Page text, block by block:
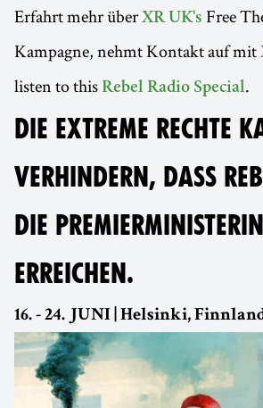
Erfahrt mehr überXR UK's Free
Kampagne, nehmt Kontakt auf mit
listen to this Rebel Radio Special.
DIE EXTREME RECHTE
VERHINDERN, DASS
DIE PREMIERMINISTERIN
ERREICHEN.
16. - 24. JUNI | Helsinki,